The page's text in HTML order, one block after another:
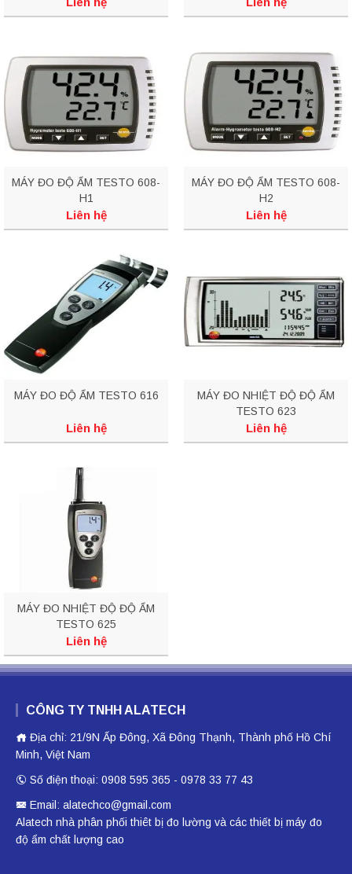
MÁY ĐO ĐỘ ẨM TESTO 608-
H1
Liên hệ
MÁY ĐO ĐỘ ẨM TESTO 608-
H2
Liên hệ
MÁY ĐO ĐỘ ẨM TESTO 616
Liên hệ
MÁY ĐO NHIỆT ĐỘ ĐỘ ẨM
TESTO 623
Liên hệ
MÁY ĐO NHIỆT ĐỘ ĐỘ ẨM
TESTO 625
Liên hệ
CÔNG TY TNHH ALATECH
Địa chỉ: 21/9N Ấp Đông, Xã Đông Thạnh, Thành phố Hồ Chí
Minh, Việt Nam
Số điện thoại: 0908 595 365 - 0978 33 77 43
Email: alatechco@gmail.com
Alatech nhà phân phối thiêt bị đo lường và các thiết bị máy đo
độ ẩm chất lượng cao